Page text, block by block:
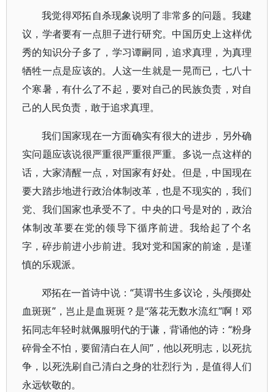
我觉得邓拓自杀现象说明了非常多的问题。我建
议，学者要有一点胆子进行研究。中国历史上这样优
秀的知识分子多了，学习谭嗣同，追求真理，为真理
牺牲一点是应该的。人这一生就是一晃而已，七八十
个寒暑，有什么了不起，要对自己的民族负责，对自
己的人民负责，敢于追求真理。
我们国家现在一方面确实有很大的进步，另外确
实问题应该说很严重很严重很严重。多说一点这样的
话，大家清醒一点，对国家有好处。但是，中国现在
要大踏步地进行政治体制改革，也是不现实的，我们
党、我们国家也承受不了。中央的口号是对的，政治
体制改革要在党的领导下循序前进。我给起了个名
字，碎步前进小步前进。我对党和国家的前途，是谨
慎的乐观派。
邓拓在一首诗中说：“莫谓书生多议论，头颅掷处
血斑斑”，岂止是血斑斑？是“落花无数水流红”啊！邓
拓同志年轻时就佩服明代的于谦，背诵他的诗：“粉身
碎骨全不怕，要留清白在人间”，他以死明志，以死抗
争，以死洗刷自己清白之身的壮烈行为，是值得人们
永远钦敬的。